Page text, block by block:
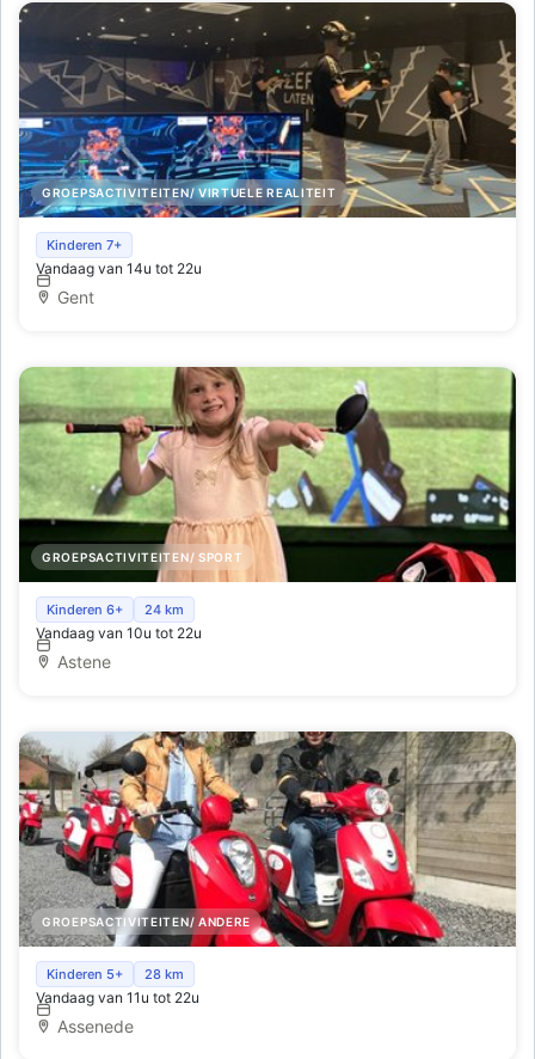
GROEPSACTIVITEITEN/ VIRTUELE REALITEIT
Virtual Reality experience Gent-Zuid
Kinderen 7+
Vandaag van 14u tot 22u
Gent
GROEPSACTIVITEITEN/ SPORT
The Golf Loft: Jouw indoor golfervaring, het hele jaar
door
Kinderen 6+ 24 km
Vandaag van 10u tot 22u
Astene
GROEPSACTIVITEITEN/ ANDERE
Scooter rijden langsheen kreken en stranden, zalig toch
Kinderen 5+ 28 km
Vandaag van 11u tot 22u
Assenede